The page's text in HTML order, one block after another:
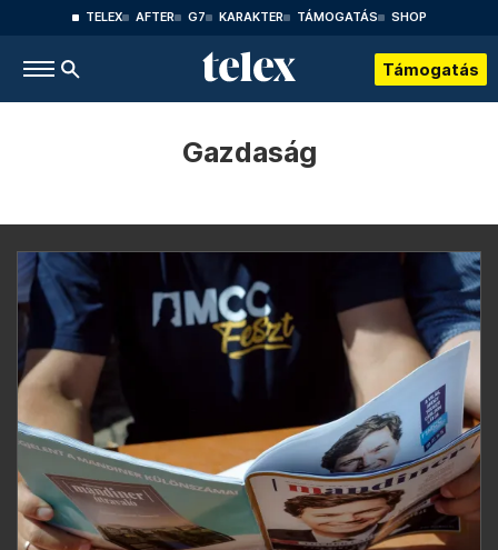
TELEX AFTER G7 KARAKTER TÁMOGATÁS SHOP
Támogatás
Gazdaság